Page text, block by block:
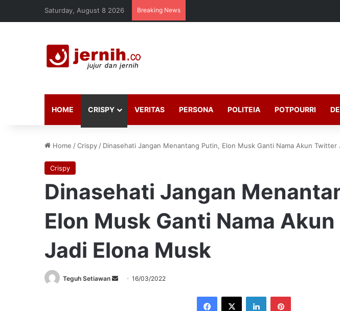
Saturday, August 8 2026 Breaking News
HOME CRISPY VERITAS PERSONA POLITEIA POTPOURRI
Home /Crispy / Dinasehati Jangan Menantang Putin, Elon Musk Ganti Nama Akun Twitter
Crispy
Dinasehati Jangan
Elon Musk Ganti Nama
Jadi Elona Musk
Teguh Setiawan
Send16/03/2022
Facebook
X LinkedInPinterest